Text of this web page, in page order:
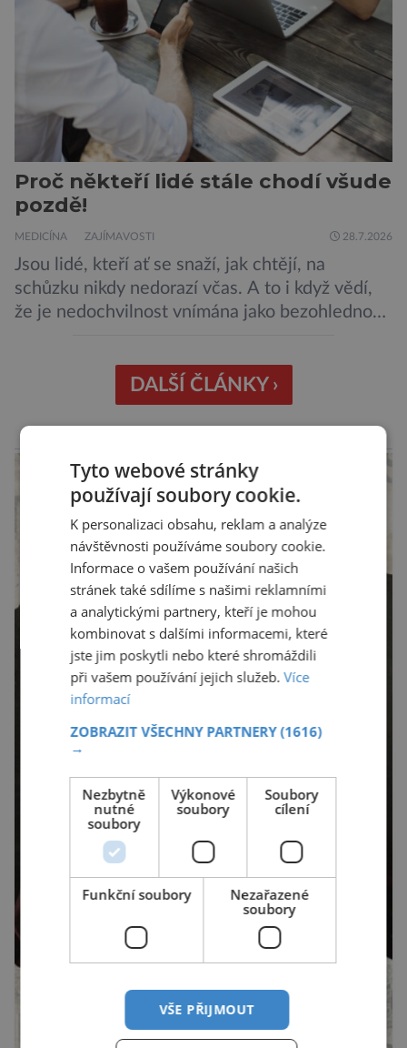
Proč někteří lidé stále chodí všude
pozdě!
MEDICÍNA ZAJÍMAVOSTI 28.7.2026
Jsou lidé, kteří ať se snaží, jak chtějí, na
schůzku nikdy nedorazí včas. A to i když vědí,
že je nedochvilnost vnímána jako bezohlednost
chodí chronicky pozdě, možná úplně nemohou.
Jaké jsou nejčastější příčiny nedochvilnosti? A
dá se s ní bojovat? […]
DALŠÍ ČLÁNKY ›
Tyto webové stránky
používají soubory cookie.
K personalizaci obsahu, reklam a analýze
návštěvnosti používáme soubory cookie.
Informace o vašem používání našich
stránek také sdílíme s našimi reklamními
a analytickými partnery, kteří je mohou
kombinovat s dalšími informacemi, které
jste jim poskytli nebo které shromáždili
při vašem používání jejich služeb.Více
informací
ZOBRAZIT VŠECHNY PARTNERY(1616)
→
Nezbytně
nutné
soubory
Výkonové
soubory
Soubory
cílení
Funkční soubory
Nezařazené
soubory
VŠE PŘIJMOUT